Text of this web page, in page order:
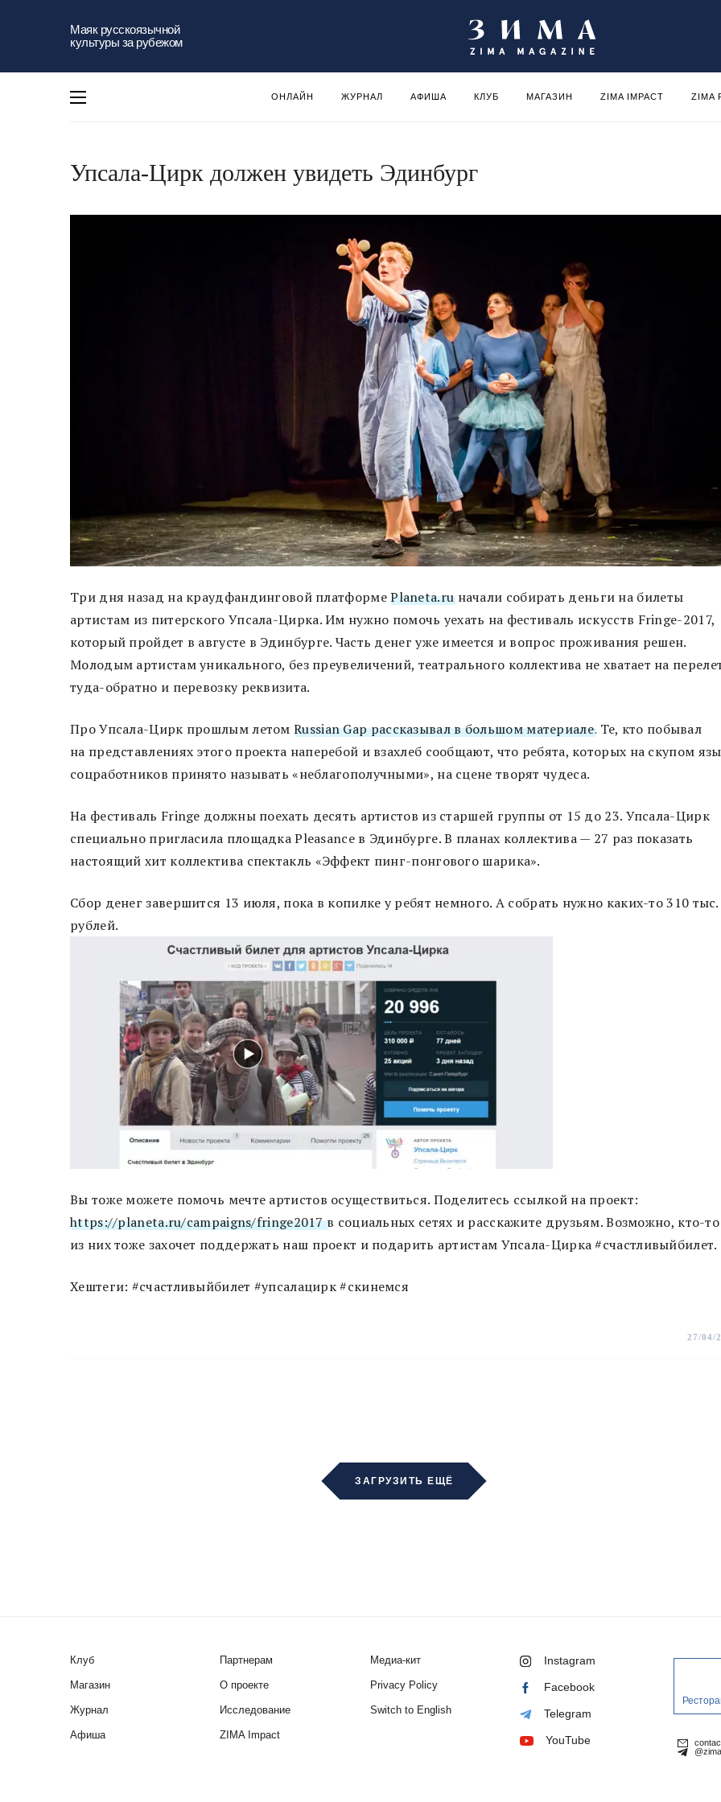
Маяк русскоязычной
культуры за рубежом
ОНЛАЙН ЖУРНАЛ АФИША КЛУБ МАГАЗИН ZIMA IMPACT ZIMA
Упсала-Цирк должен увидеть Эдинбург
Три дня назад на краудфандинговой платформеPlaneta.ruначали собирать деньги на билеты
артистам из питерского Упсала-Цирка. Им нужно помочь уехать на фестиваль искусств Fringe-2017,
который пройдет в августе в Эдинбурге. Часть денег уже имеется и вопрос проживания решен.
Молодым артистам уникального, без преувеличений, театрального коллектива не хватает на
туда-обратно и перевозку реквизита.
Про Упсала-Цирк прошлым летом Russian Gap рассказывал в большом материале. Те, кто побывал
на представлениях этого проекта наперебой и взахлеб сообщают, что ребята, которых на скупом
соцработников принято называть «неблагополучными», на сцене творят чудеса.
На фестиваль Fringe должны поехать десять артистов из старшей группы от 15 до 23. Упсала-Цирк
специально пригласила площадка Pleasance в Эдинбурге. В планах коллектива — 27 раз показать
настоящий хит коллектива спектакль «Эффект пинг-понгового шарика».
Сбор денег завершится 13 июля, пока в копилке у ребят немного. А собрать нужно каких-то 310 тыс.
рублей.
Вы тоже можете помочь мечте артистов осуществиться. Поделитесь ссылкой на проект:
https://planeta.ru/campaigns/fringe2017в социальных сетях и расскажите друзьям. Возможно, кто-то
из них тоже захочет поддержать наш проект и подарить артистам Упсала-Цирка #счастливыйбилет.
Хештеги: #счастливыйбилет #упсалацирк #скинемся
27/04/
ЗАГРУЗИТЬ ЕЩЁ
Клуб
Магазин
Журнал
Афиша
Партнерам
О проекте
Исследование
ZIMA Impact
Медиа-кит
Privacy Policy
Switch to English
Instagram
Facebook
Telegram
YouTube